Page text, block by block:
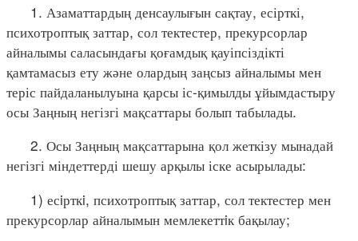
1. Азаматтардың денсаулығын сақтау, есірткі,
психотроптық заттар, сол тектестер, прекурсорлар
айналымы саласындағы қоғамдық қауіпсіздікті
қамтамасыз ету және олардың заңсыз айналымы мен
теріс пайдаланылуына қарсы іс-қимылды ұйымдастыру
осы Заңның негізгі мақсаттары болып табылады.
2. Осы Заңның мақсаттарына қол жеткізу мынадай
негізгі міндеттерді шешу арқылы іске асырылады:
1) есiрткi, психотроптық заттар, сол тектестер мен
прекурсорлар айналымын мемлекеттiк бақылау;